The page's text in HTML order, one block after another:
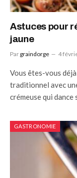
Astuces pour
jaune
Par graindorge 4
Vous êtes-vous
traditionnel avec
crémeuse qui dance
GASTRONOMIE